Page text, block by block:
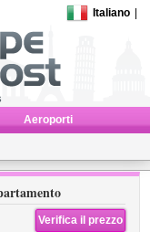
Italiano
Aeroporti
Verifica il prezzo